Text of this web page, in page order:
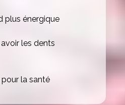
plus énergique
les dents
pour la santé